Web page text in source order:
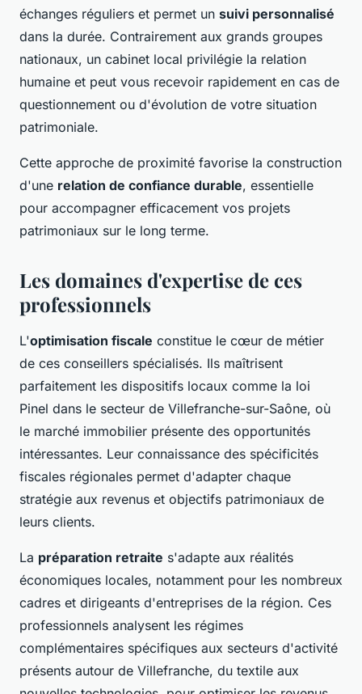
échanges réguliers et permet un suivi personnalisé
dans la durée. Contrairement aux grands groupes
nationaux, un cabinet local privilégie la relation
humaine et peut vous recevoir rapidement en cas de
questionnement ou d'évolution de votre situation
patrimoniale.
Cette approche de proximité favorise la construction
d'une relation de confiance durable, essentielle
pour accompagner efficacement vos projets
patrimoniaux sur le long terme.
Les domaines d'expertise de ces
professionnels
L'optimisation fiscale constitue le cœur de métier
de ces conseillers spécialisés. Ils maîtrisent
parfaitement les dispositifs locaux comme la loi
Pinel dans le secteur de Villefranche-sur-Saône, où
le marché immobilier présente des opportunités
intéressantes. Leur connaissance des spécificités
fiscales régionales permet d'adapter chaque
stratégie aux revenus et objectifs patrimoniaux de
leurs clients.
La préparation retraite s'adapte aux réalités
économiques locales, notamment pour les nombreux
cadres et dirigeants d'entreprises de la région. Ces
professionnels analysent les régimes
complémentaires spécifiques aux secteurs d'activité
présents autour de Villefranche, du textile aux